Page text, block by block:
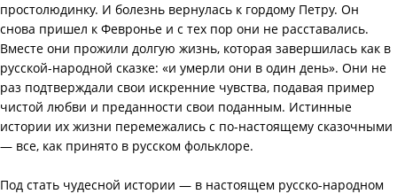
простолюдинку. И болезнь вернулась к гордому Петру. Он
снова пришел к Февронье и с тех пор они не расставались.
Вместе они прожили долгую жизнь, которая завершилась как в
русской-народной сказке: «и умерли они в один день». Они не
раз подтверждали свои искренние чувства, подавая пример
чистой любви и преданности свои поданным. Истинные
истории их жизни перемежались с по-настоящему сказочными
— все, как принято в русском фольклоре.
Под стать чудесной истории — в настоящем русско-народном